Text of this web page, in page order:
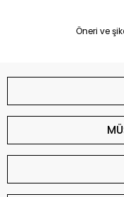
Öneri ve